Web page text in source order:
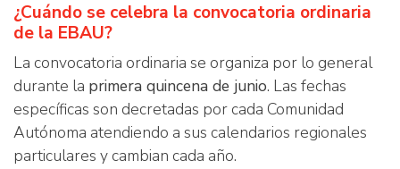
¿Cuándo se celebra la convocatoria ordinaria
de la EBAU?
La convocatoria ordinaria se organiza por lo general
durante la primera quincena de junio. Las fechas
específicas son decretadas por cada Comunidad
Autónoma atendiendo a sus calendarios regionales
particulares y cambian cada año.